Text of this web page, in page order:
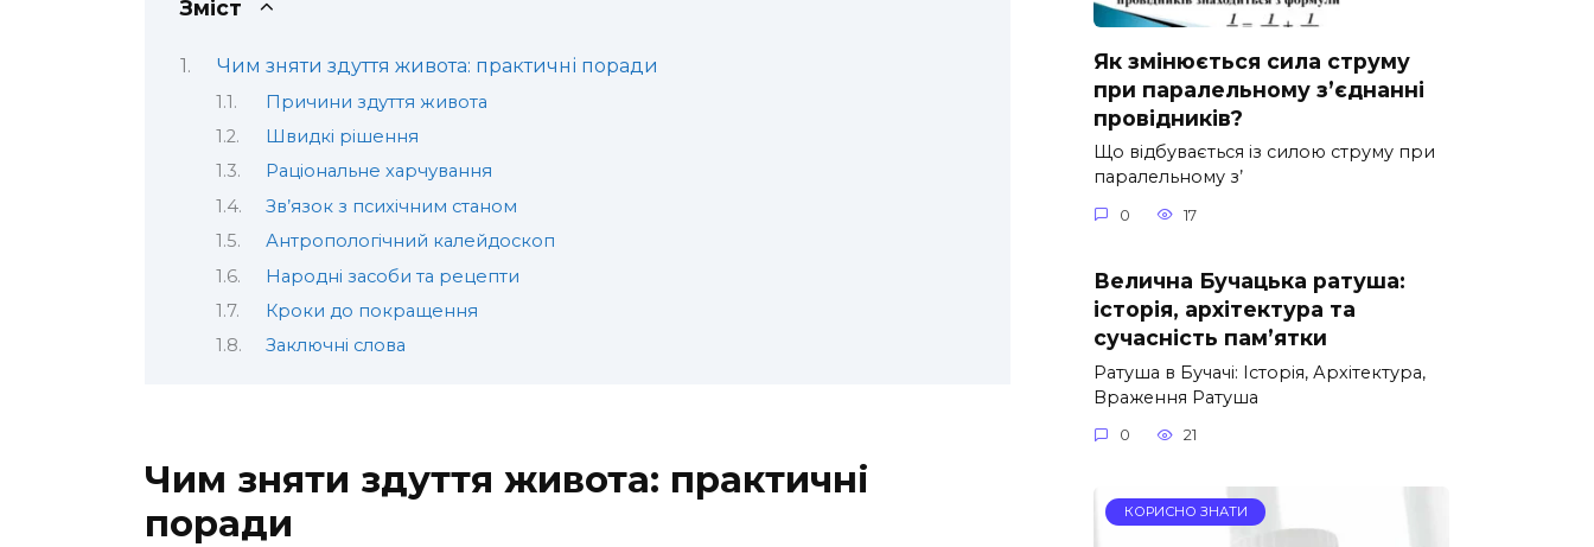
Зміст
Чим зняти здуття живота: практичні поради
Причини здуття живота
Швидкі рішення
Раціональне харчування
Зв’язок з психічним станом
Антропологічний калейдоскоп
Народні засоби та рецепти
Кроки до покращення
Заключні слова
Чим зняти здуття живота: практичні
поради
Як змінюється сила струму
при паралельному з’єднанні
провідників?
Що відбувається із силою струму при
паралельному з’
0 17
Велична Бучацька ратуша:
історія, архітектура та
сучасність пам’ятки
Ратуша в Бучачі: Історія, Архітектура,
Враження Ратуша
0 21
КОРИСНО ЗНАТИ